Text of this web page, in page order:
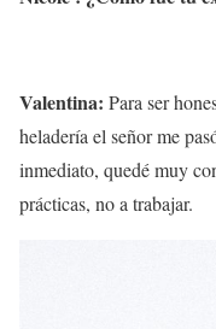
Valentina: Para ser
heladería el señor me
inmediato, quedé muy
prácticas, no a trabajar.